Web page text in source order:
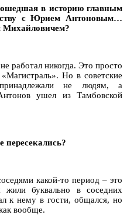
в историю главным
с Юрием Антоновым…
Михайловичем?
никогда. Это просто
Но в советские
не людям, а
ушел из Тамбовской
пересекались?
какой-то период – это
буквально в соседних
к нему в гости, общался, но
вообще.